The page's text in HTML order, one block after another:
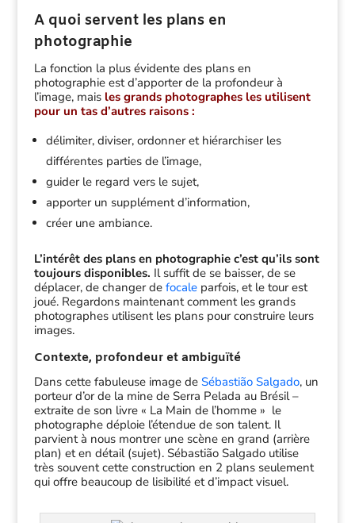
A quoi servent les plans en
photographie
La fonction la plus évidente des plans en
photographie est d’apporter de la profondeur à
l’image, mais les grands photographes les utilisent
pour un tas d’autres raisons :
délimiter, diviser, ordonner et hiérarchiser les
différentes parties de l’image,
guider le regard vers le sujet,
apporter un supplément d’information,
créer une ambiance.
L’intérêt des plans en photographie c’est qu’ils sont
toujours disponibles. Il suffit de se baisser, de se
déplacer, de changer de focaleparfois, et le tour est
joué. Regardons maintenant comment les grands
photographes utilisent les plans pour construire leurs
images.
Contexte, profondeur et ambiguïté
Dans cette fabuleuse image de Sébastião Salgado, un
porteur d’or de la mine de Serra Pelada au Brésil –
extraite de son livre « La Main de l’homme » le
photographe déploie l’étendue de son talent. Il
parvient à nous montrer une scène en grand (arrière
plan) et en détail (sujet). Sébastião Salgado utilise
très souvent cette construction en 2 plans seulement
qui offre beaucoup de lisibilité et d’impact visuel.